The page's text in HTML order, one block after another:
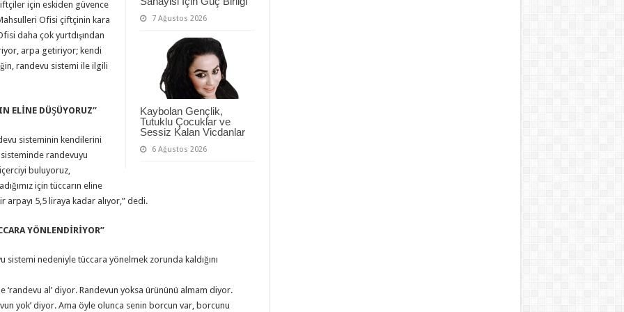
7 Ağustos 2026
Kaybolan Gençlik,
Tutuklu Çocuklar ve
Sessiz Kalan Vicdanlar
6 Ağustos 2026
için eskiden güvence
Ofisi çiftçinin kara
daha çok yurtdışından
arpa getiriyor; kendi
randevu sistemi ile ilgili
ELİNE DÜŞÜYORUZ”
sisteminin kendilerini
sisteminde randevuyu
buluyoruz,
için tüccarın eline
arpayı 5,5 liraya kadar alıyor,” dedi.
YÖNLENDİRİYOR”
nedeniyle tüccara yönelmek zorunda kaldığını
‘randevu al’ diyor. Randevun yoksa ürününü almam diyor.
yok’ diyor. Ama öyle olunca senin borcun var, borcunu